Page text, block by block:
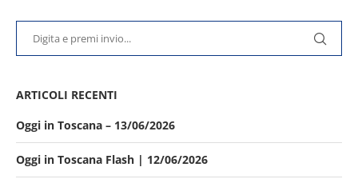
ARTICOLI RECENTI
Oggi in Toscana – 13/06/2026
Oggi in Toscana Flash | 12/06/2026